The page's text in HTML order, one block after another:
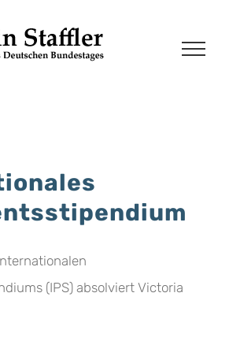
(IPS) absolviert Victoria